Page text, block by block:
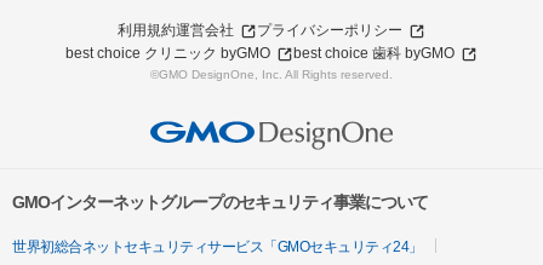
利用規約運営会社
プライバシーポリシー
best choice クリニック byGMO
best choice 歯科 byGMO
©GMO DesignOne, Inc. All Rights reserved.
GMOインターネットグループのセキュリティ事業について
世界初総合ネットセキュリティサービス「GMOセキュリティ24」